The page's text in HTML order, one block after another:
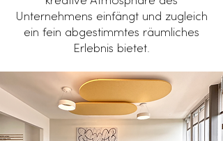
Unternehmens einfängt und zugleich
ein fein abgestimmtes räumliches
Erlebnis bietet.